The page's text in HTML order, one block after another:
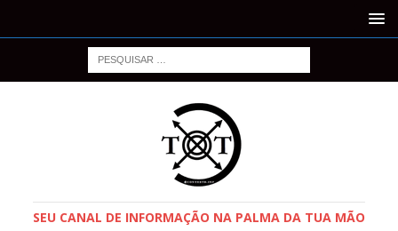
SEU CANAL DE INFORMAÇÃO NA PALMA DA TUA MÃO